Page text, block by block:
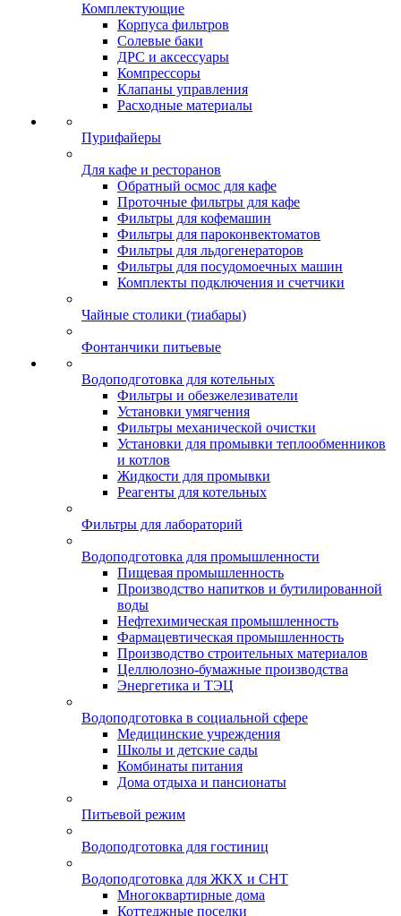
Комплектующие
Корпуса фильтров
Солевые баки
ДРС и аксессуары
Компрессоры
Клапаны управления
Расходные материалы
Пурифайеры
Для кафе и ресторанов
Обратный осмос для кафе
Проточные фильтры для кафе
Фильтры для кофемашин
Фильтры для пароконвектоматов
Фильтры для льдогенераторов
Фильтры для посудомоечных машин
Комплекты подключения и счетчики
Чайные столики (тиабары)
Фонтанчики питьевые
Водоподготовка для котельных
Фильтры и обезжелезиватели
Установки умягчения
Фильтры механической очистки
Установки для промывки теплообменников
и котлов
Жидкости для промывки
Реагенты для котельных
Фильтры для лабораторий
Водоподготовка для промышленности
Пищевая промышленность
Производство напитков и бутилированной
воды
Нефтехимическая промышленность
Фармацевтическая промышленность
Производство строительных материалов
Целлюлозно-бумажные производства
Энергетика и ТЭЦ
Водоподготовка в социальной сфере
Медицинские учреждения
Школы и детские сады
Комбинаты питания
Дома отдыха и пансионаты
Питьевой режим
Водоподготовка для гостиниц
Водоподготовка для ЖКХ и СНТ
Многоквартирные дома
Коттеджные поселки